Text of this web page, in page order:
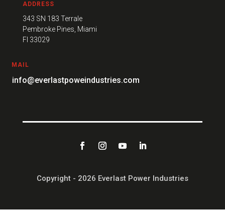
ADDRESS
343 SN 183 Terrale
Pembroke Pines, Miami
FI 33029
MAIL
info@everlastpoweindustries.com
Copyright - 2026 Everlast Power Industries